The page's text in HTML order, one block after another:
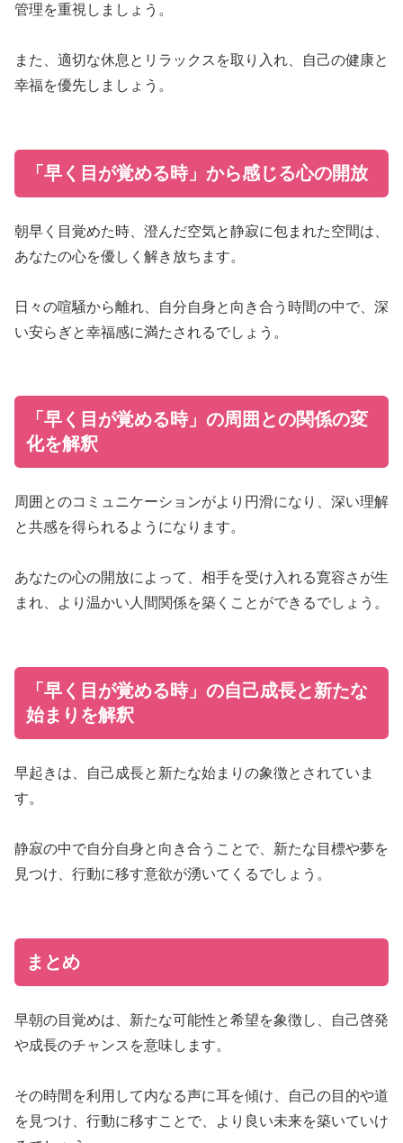
管理を重視しましょう。
また、適切な休息とリラックスを取り入れ、自己の健康と
幸福を優先しましょう。
「早く目が覚める時」から感じる心の開放
朝早く目覚めた時、澄んだ空気と静寂に包まれた空間は、
あなたの心を優しく解き放ちます。
日々の喧騒から離れ、自分自身と向き合う時間の中で、深
い安らぎと幸福感に満たされるでしょう。
「早く目が覚める時」の周囲との関係の変
化を解釈
周囲とのコミュニケーションがより円滑になり、深い理解
と共感を得られるようになります。
あなたの心の開放によって、相手を受け入れる寛容さが生
まれ、より温かい人間関係を築くことができるでしょう。
「早く目が覚める時」の自己成長と新たな
始まりを解釈
早起きは、自己成長と新たな始まりの象徴とされていま
す。
静寂の中で自分自身と向き合うことで、新たな目標や夢を
見つけ、行動に移す意欲が湧いてくるでしょう。
まとめ
早朝の目覚めは、新たな可能性と希望を象徴し、自己啓発
や成長のチャンスを意味します。
その時間を利用して内なる声に耳を傾け、自己の目的や道
を見つけ、行動に移すことで、より良い未来を築いていけ